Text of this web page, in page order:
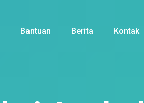
Bantuan Berita Kontak